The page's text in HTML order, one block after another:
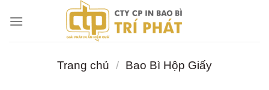
đến
Trang chủ / Bao Bì Hộp Giấy